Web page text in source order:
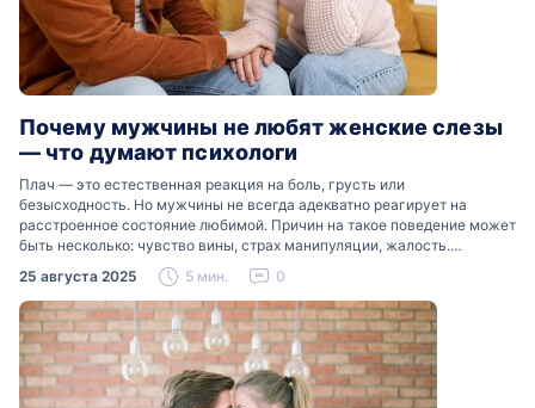
Почему мужчины не любят женские слезы
— что думают психологи
Плач — это естественная реакция на боль, грусть или
безысходность. Но мужчины не всегда адекватно реагирует на
расстроенное состояние любимой. Причин на такое поведение может
быть несколько: чувство вины, страх манипуляции, жалость.
Разобраться, почему мужчины боятся женских слез, помогут советы
психологов…
25 августа 2025 5 мин. 0